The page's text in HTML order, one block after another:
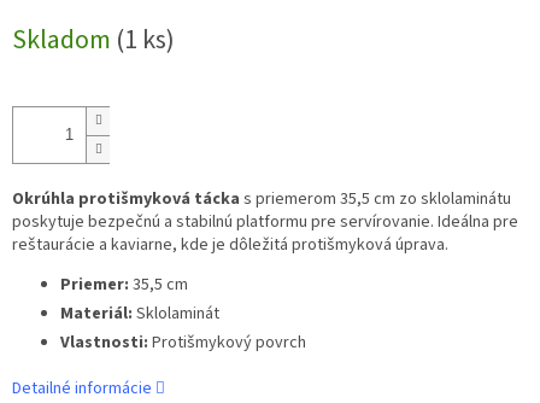
cena:
Skladom (1 ks)
Okrúhla protišmyková tácka s priemerom 35,5 cm zo sklolaminátu
poskytuje bezpečnú a stabilnú platformu pre servírovanie. Ideálna pre
reštaurácie a kaviarne, kde je dôležitá protišmyková úprava.
Priemer: 35,5 cm
Materiál: Sklolaminát
Vlastnosti: Protišmykový povrch
Detailné informácie